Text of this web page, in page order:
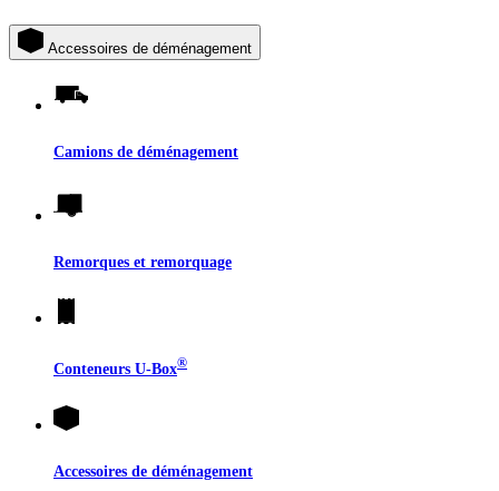
Accessoires de déménagement
Camions de déménagement
Remorques et remorquage
Conteneurs U-Box®
Accessoires de déménagement